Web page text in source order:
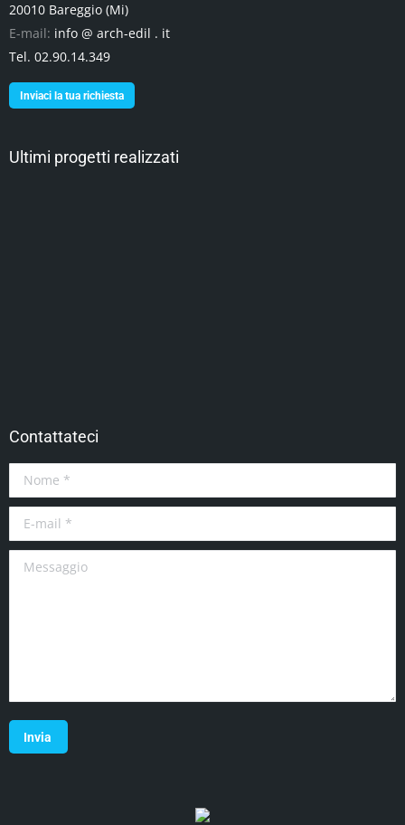
20010 Bareggio (Mi)
E-mail: info @ arch-edil . it
Tel. 02.90.14.349
Inviaci la tua richiesta
Ultimi progetti realizzati
Contattateci
Nome *
E-mail *
Messaggio
Invia